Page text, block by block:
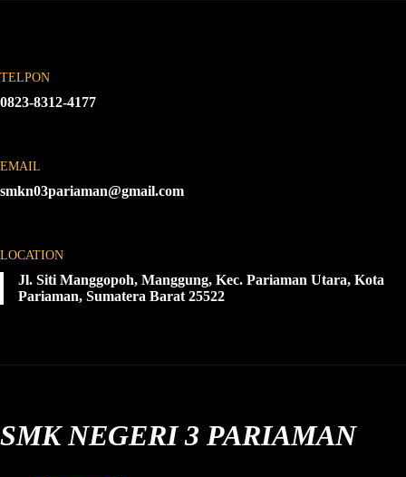
TELPON
0823-8312-4177
EMAIL
smkn03pariaman@gmail.com
LOCATION
Jl. Siti Manggopoh, Manggung, Kec. Pariaman Utara, Kota
Pariaman, Sumatera Barat 25522
SMK NEGERI 3 PARIAMAN